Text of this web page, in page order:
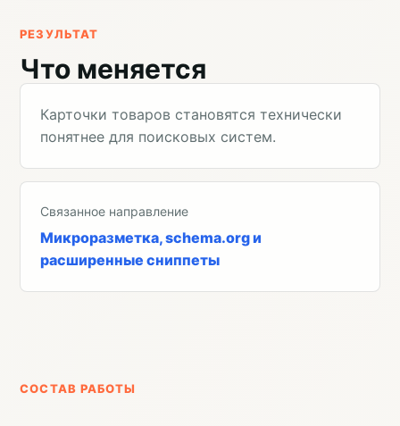
РЕЗУЛЬТАТ
Что меняется
Карточки товаров становятся технически
понятнее для поисковых систем.
Связанное направление
Микроразметка, schema.org и
расширенные сниппеты
СОСТАВ РАБОТЫ